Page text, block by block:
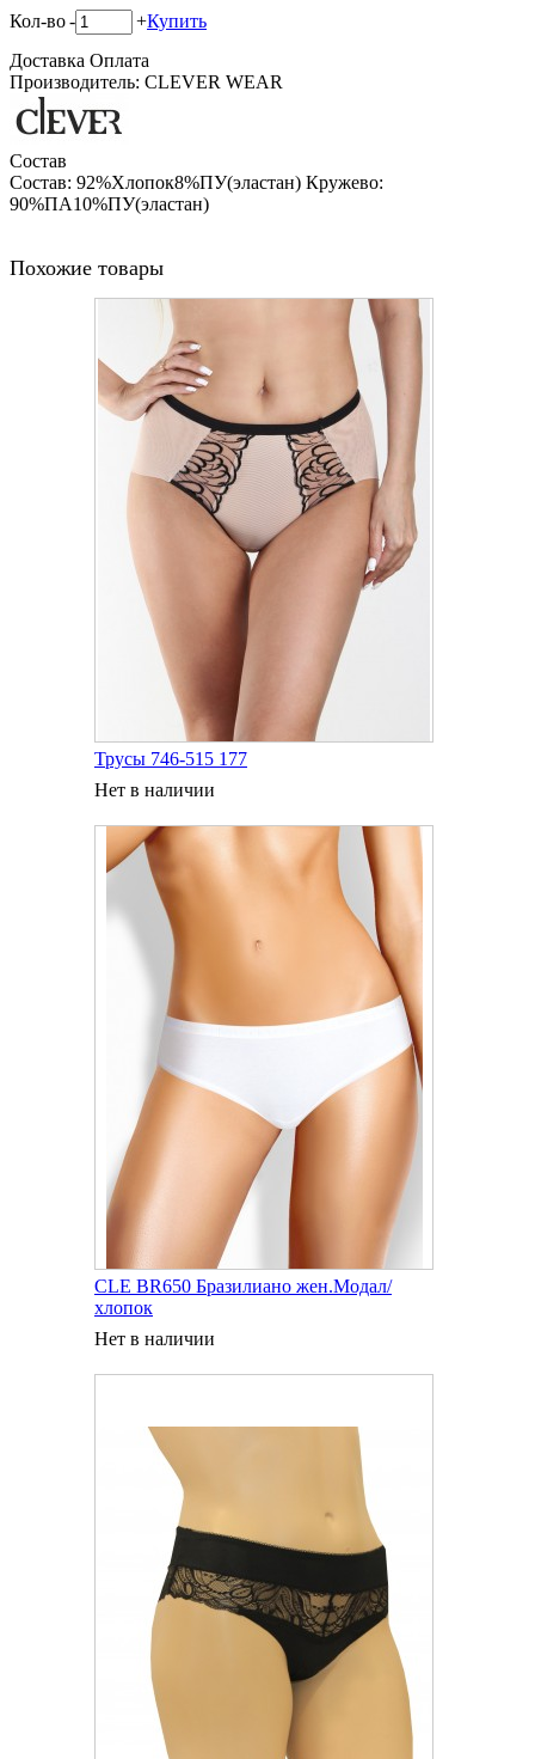
Кол-во- +Купить
Доставка Оплата
Производитель: CLEVER WEAR
Состав
Состав: 92%Хлопок8%ПУ(эластан) Кружево:
90%ПА10%ПУ(эластан)
Похожие товары
Трусы 746-515 177
Нет в наличии
CLE BR650 Бразилиано жен.Модал/
хлопок
Нет в наличии